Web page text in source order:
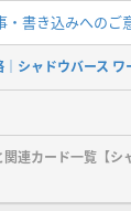
・書き込みへのご
シャドウバース ワ
連カード一覧【シ